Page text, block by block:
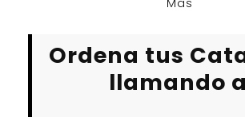
Mas
Ordena tus
llamando